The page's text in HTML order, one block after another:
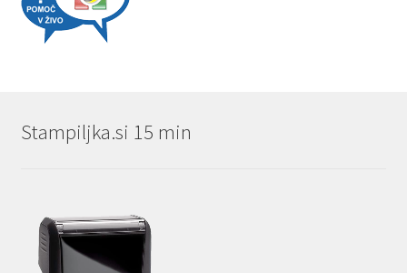
Stampiljka.si 15 min